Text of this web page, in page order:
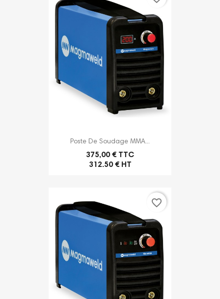
Poste De Soudage MMA...
375,00 € TTC
312.50 € HT
favorite_border